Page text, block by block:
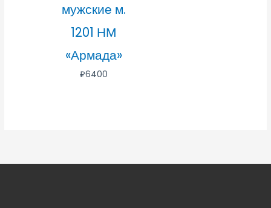
мужские м.
1201 НМ
«Армада»
₽6400